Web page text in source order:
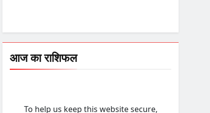
आज का राशिफल